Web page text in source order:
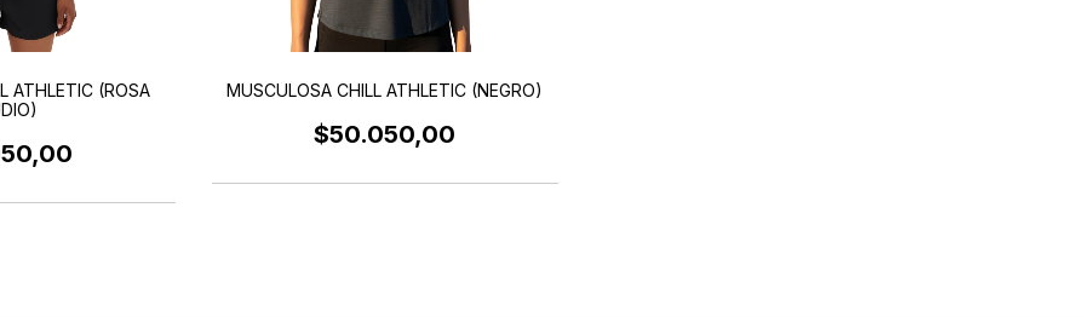
ATHLETIC (ROSA
MUSCULOSA CHILL ATHLETIC (NEGRO)
$50.050,00